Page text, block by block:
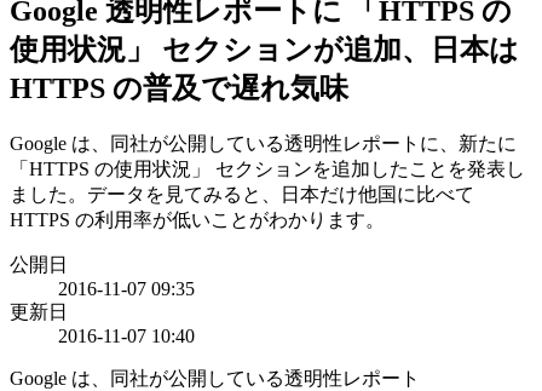
Google 透明性レポートに 「HTTPS の
使用状況」 セクションが追加、日本は
HTTPS の普及で遅れ気味
Google は、同社が公開している透明性レポートに、新たに
「HTTPS の使用状況」 セクションを追加したことを発表し
ました。データを見てみると、日本だけ他国に比べて
HTTPS の利用率が低いことがわかります。
公開日
2016-11-07 09:35
更新日
2016-11-07 10:40
Google は、同社が公開している透明性レポート